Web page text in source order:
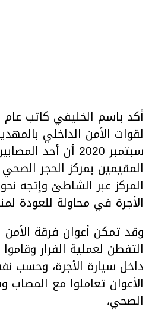
أكد باسم الخليفي كاتب عام
سبتمبر 2020 أن
المقيمين بمركز الحجر
المركز عبر الشاطئ وإتجه
الأجرة في محاولة للعودة
وقد تمكن أعوان فرقة
التفطن لعملية الفرار
داخل سيارة الأجرة، وحسب
الأعوان تعاملوا مع المصاب
الصحي،